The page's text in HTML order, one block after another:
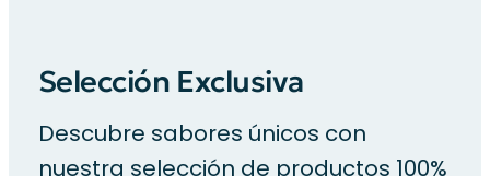
Selección Exclusiva
Descubre sabores únicos con
nuestra selección de productos 100%